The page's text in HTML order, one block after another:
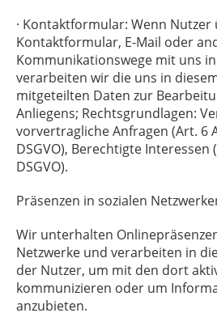
· Kontaktformular: Wenn
Kontaktformular, E-Mail oder
Kommunikationswege mit uns
verarbeiten wir die uns in
mitgeteilten Daten zur
Anliegens; Rechtsgrundlagen:
vorvertragliche Anfragen (Art. 6
DSGVO), Berechtigte Interessen
DSGVO).
Präsenzen in sozialen
Wir unterhalten
Netzwerke und verarbeiten in
der Nutzer, um mit den dort
kommunizieren oder um
anzubieten.